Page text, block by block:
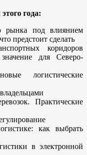
года:
рынка под влиянием
предстоит сделать
коридоров
для Северо-
логистические
Практические
как выбрать
в электронной